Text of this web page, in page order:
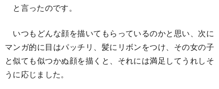
と言ったのです。
いつもどんな顔を描いてもらっているのかと思い、次に
マンガ的に目はパッチリ、髪にリボンをつけ、その女の子
と似ても似つかぬ顔を描くと、それには満足してうれしそ
うに応じました。